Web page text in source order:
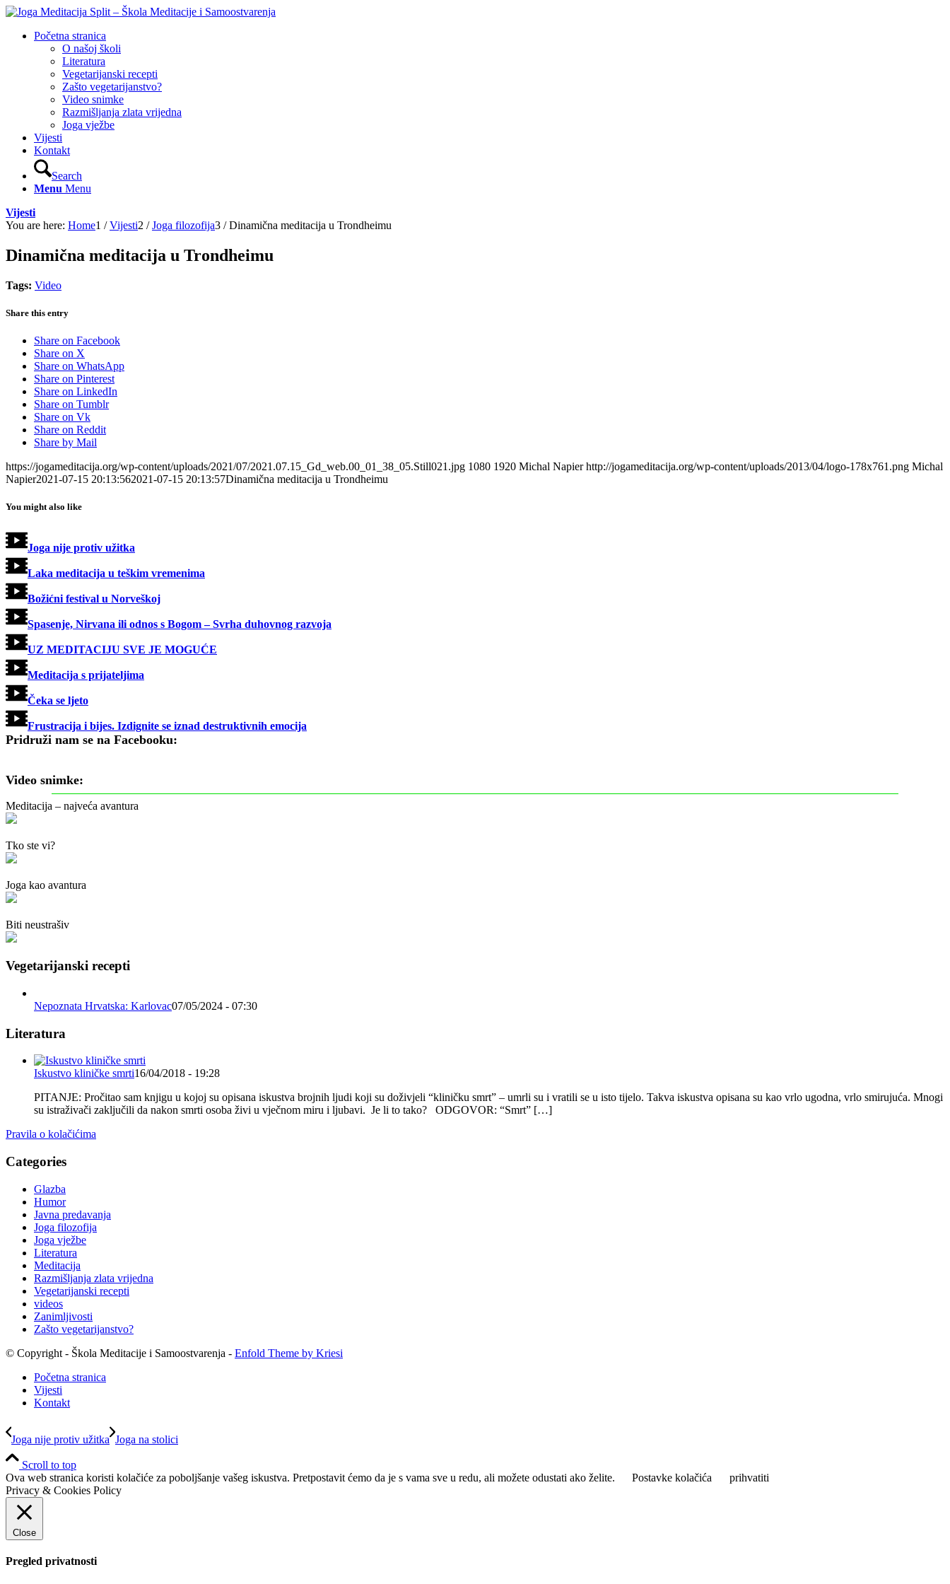
Početna stranica
O našoj školi
Literatura
Vegetarijanski recepti
Zašto vegetarijanstvo?
Video snimke
Razmišljanja zlata vrijedna
Joga vježbe
Vijesti
Kontakt
Search
Menu Menu
Vijesti
You are here: Home1 / Vijesti2 / Joga filozofija3 / Dinamična meditacija u Trondheimu
Dinamična meditacija u Trondheimu
Tags: Video
Share this entry
Share on Facebook
Share on X
Share on WhatsApp
Share on Pinterest
Share on LinkedIn
Share on Tumblr
Share on Vk
Share on Reddit
Share by Mail
https://jogameditacija.org/wp-content/uploads/2021/07/2021.07.15_Gd_web.00_01_38_05.Still021.jpg 1080 1920 Michal Napier http://jogameditacija.org/wp-content/uploads/2013/04/logo-178x761.png Michal
Napier2021-07-15 20:13:562021-07-15 20:13:57Dinamična meditacija u Trondheimu
You might also like
Joga nije protiv užitka
Laka meditacija u teškim vremenima
Božićni festival u Norveškoj
Spasenje, Nirvana ili odnos s Bogom – Svrha duhovnog razvoja
UZ MEDITACIJU SVE JE MOGUĆE
Meditacija s prijateljima
Čeka se ljeto
Frustracija i bijes. Izdignite se iznad destruktivnih emocija
Pridruži nam se na Facebooku:
Video snimke:
Meditacija – najveća avantura
Tko ste vi?
Joga kao avantura
Biti neustrašiv
Vegetarijanski recepti
Nepoznata Hrvatska: Karlovac07/05/2024 - 07:30
Literatura
Iskustvo kliničke smrti16/04/2018 - 19:28
PITANJE: Pročitao sam knjigu u kojoj su opisana iskustva brojnih ljudi koji su doživjeli “kliničku smrt” – umrli su i vratili se u isto tijelo. Takva iskustva opisana su kao vrlo ugodna, vrlo smirujuća. Mnogi
su istraživači zaključili da nakon smrti osoba živi u vječnom miru i ljubavi. Je li to tako? ODGOVOR: “Smrt” […]
Pravila o kolačićima
Categories
Glazba
Humor
Javna predavanja
Joga filozofija
Joga vježbe
Literatura
Meditacija
Razmišljanja zlata vrijedna
Vegetarijanski recepti
videos
Zanimljivosti
Zašto vegetarijanstvo?
© Copyright - Škola Meditacije i Samoostvarenja - Enfold Theme by Kriesi
Početna stranica
Vijesti
Kontakt
Joga nije protiv užitka Joga na stolici
Scroll to top
Ova web stranica koristi kolačiće za poboljšanje vašeg iskustva. Pretpostavit ćemo da je s vama sve u redu, ali možete odustati ako želite.
Postavke kolačića
prihvatiti
Privacy & Cookies Policy
Close
Pregled privatnosti